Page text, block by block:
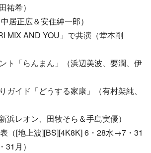
祐希）
居正広＆安住紳一郎）
MIX AND YOU」で共演（堂本剛
ト「らんまん」（浜辺美波、要潤、伊
ガイド「どうする家康」（有村架純、
浜レオン、田牧そら＆手島実優）
（[地上波][BS][4K8K] 6・28水→7・31
月）